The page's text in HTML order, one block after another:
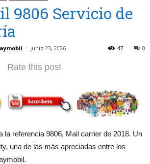
9806 Servicio de
- junio 23, 2026 0
47
Rate this post
la referencia 9806, Mail carrier de 2018. Un
una de las más apreciadas entre los